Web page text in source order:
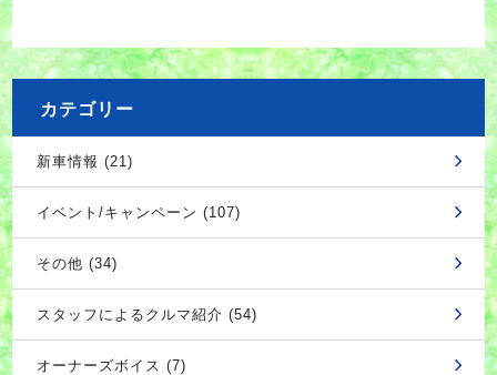
カテゴリー
新車情報 (21)
イベント/キャンペーン (107)
その他 (34)
スタッフによるクルマ紹介 (54)
オーナーズボイス (7)